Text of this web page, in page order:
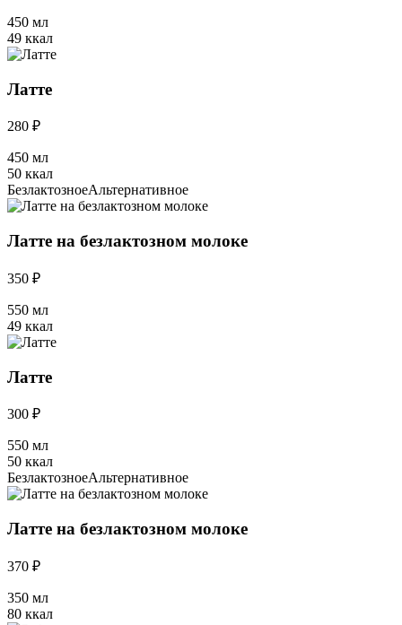
450 мл
49 ккал
Латте
280 ₽
450 мл
50 ккал
БезлактозноеАльтернативное
Латте на безлактозном молоке
350 ₽
550 мл
49 ккал
Латте
300 ₽
550 мл
50 ккал
БезлактозноеАльтернативное
Латте на безлактозном молоке
370 ₽
350 мл
80 ккал